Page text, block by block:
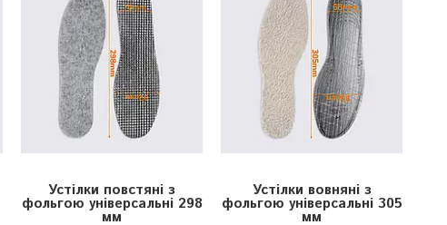
Устілки повстяні з
фольгою універсальні 298
мм
Устілки вовняні з
фольгою універсальні 305
мм